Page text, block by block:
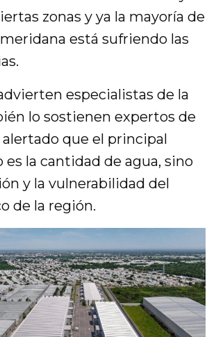
zonas y ya la mayoría de
está sufriendo las
especialistas de la
lo sostienen expertos de
alertado que el principal
es la cantidad de agua, sino
y la vulnerabilidad del
de la región.